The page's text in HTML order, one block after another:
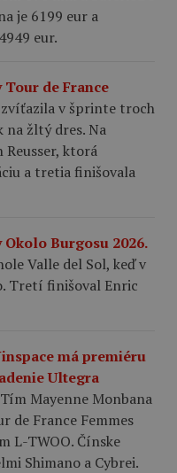
je 6199 eur a
eur.
Tour de France
v šprinte troch
na žltý dres. Na
ktorá
a tretia finišovala
Okolo Burgosu 2026.
Valle del Sol, keď v
Tretí finišoval Enric
má premiéru
Ultegra
Tím Mayenne Monbana
de France Femmes
L-TWOO. Čínske
Shimano a Cybrei.